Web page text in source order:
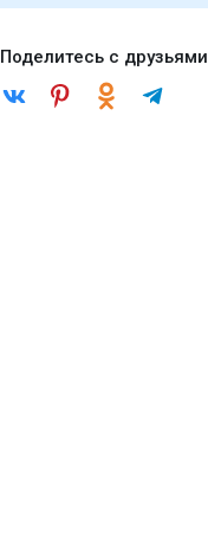
Поделитесь с друзьями